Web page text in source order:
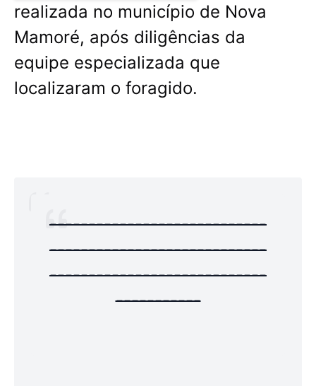
realizada no município de Nova
Mamoré, após diligências da
equipe especializada que
localizaram o foragido.
----------------------------
----------------------------
----------------------------
-----------